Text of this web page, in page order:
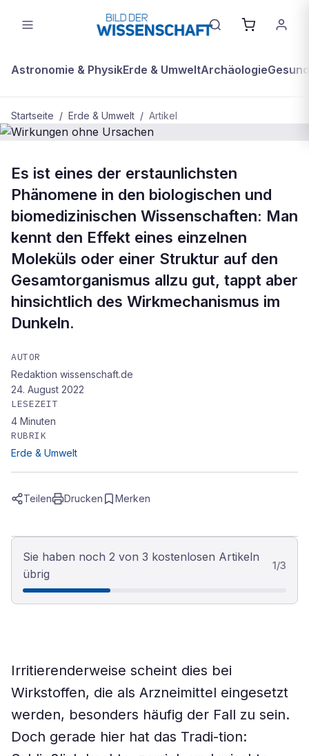
Astronomie & PhysikErde & UmweltArchäologie
Startseite / Erde & Umwelt / Artikel
BDW PlusERDE & UMWELT
Wirkungen ohne Ursachen
Es ist eines der erstaunlichsten
Phänomene in den biologischen und
biomedizinischen Wissenschaften: Man
kennt den Effekt eines einzelnen
Moleküls oder einer Struktur auf den
Gesamtorganismus allzu gut, tappt aber
hinsichtlich des Wirkmechanismus im
Dunkeln.
AUTOR
Redaktion wissenschaft.de
24. August 2022
LESEZEIT
4 Minuten
RUBRIK
Erde & Umwelt
Teilen Drucken Merken
Sie haben noch 2 von 3 kostenlosen Artikeln
übrig
1/3
Irritierenderweise scheint dies bei
Wirkstoffen, die als Arzneimittel eingesetzt
werden, besonders häufig der Fall zu sein.
Doch gerade hier hat das Tradi-tion: